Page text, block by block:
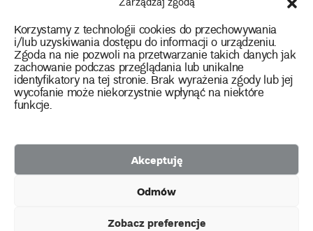
Korzystamy z technologii cookies do przechowywania
i/lub uzyskiwania dostępu do informacji o urządzeniu.
Zgoda na nie pozwoli na przetwarzanie takich danych jak
zachowanie podczas przeglądania lub unikalne
identyfikatory na tej stronie. Brak wyrażenia zgody lub jej
wycofanie może niekorzystnie wpłynąć na niektóre
funkcje.
Akceptuję
Odmów
Zobacz preferencje
Kontakt
instagram
twitterfacebookyoutube
tiktok
2026 Copyright by Muzeum Narodowe we Wrocławiu
Polityka prywatności
Etnograficznego
Facebook
Racławickiej
facebook
Przyjaciół